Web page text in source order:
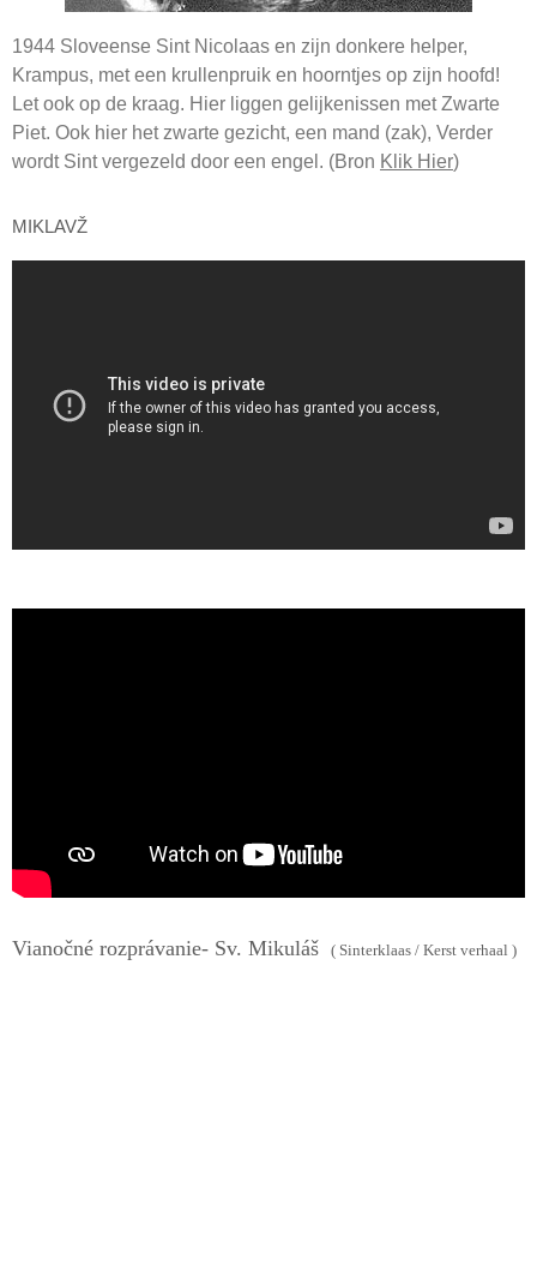
1944 Sloveense Sint Nicolaas en zijn donkere helper,
Krampus, met een krullenpruik en hoorntjes op zijn hoofd!
Let ook op de kraag. Hier liggen gelijkenissen met Zwarte
Piet. Ook hier het zwarte gezicht, een mand (zak), Verder
wordt Sint vergezeld door een engel. (Bron Klik Hier)
MIKLAVŽ
Vianočné rozprávanie- Sv. Mikuláš ( Sinterklaas / Kerst verhaal )